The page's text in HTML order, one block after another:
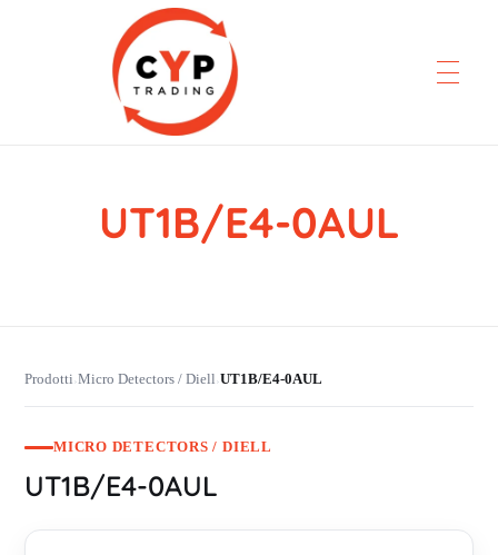
CYP Trading
Professionelle Ersatzteilbeschaffung
UT1B/E4-0AUL
Prodotti›Micro Detectors / Diell›UT1B/E4-0AUL
MICRO DETECTORS / DIELL
UT1B/E4-0AUL